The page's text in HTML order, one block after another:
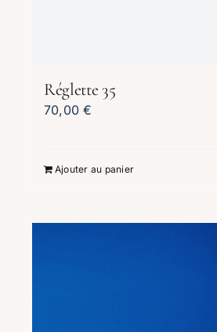
Réglette 35
70,00€
Ajouter au panier